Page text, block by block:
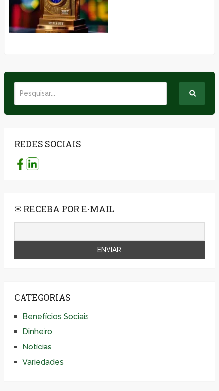
REDES SOCIAIS
✉ RECEBA POR E-MAIL
CATEGORIAS
Benefícios Sociais
Dinheiro
Notícias
Variedades